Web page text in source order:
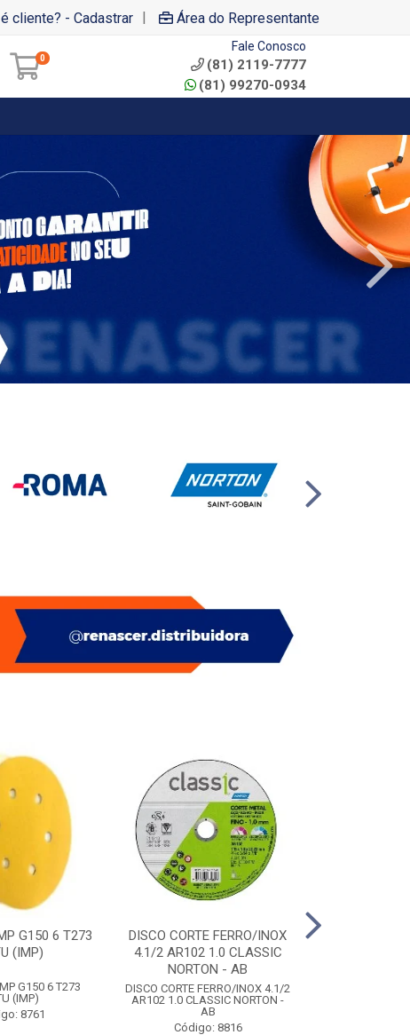
cliente? - Cadastrar | Área do Representante
0
Fale Conosco
(81) 2119-7777
(81) 99270-0934
G150 6 T273
(IMP)
G150 6 T273
(IMP)
8761
DISCO CORTE FERRO/INOX
4.1/2 AR102 1.0 CLASSIC
NORTON - AB
DISCO CORTE FERRO/INOX 4.1/2
AR102 1.0 CLASSIC NORTON -
AB
Código: 8816